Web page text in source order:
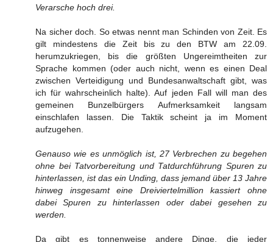
Verarsche hoch drei.
Na sicher doch. So etwas nennt man Schinden von Zeit. Es
gilt mindestens die Zeit bis zu den BTW am 22.09.
herumzukriegen, bis die größten Ungereimtheiten zur
Sprache kommen (oder auch nicht, wenn es einen Deal
zwischen Verteidigung und Bundesanwaltschaft gibt, was
ich für wahrscheinlich halte). Auf jeden Fall will man des
gemeinen Bunzelbürgers Aufmerksamkeit langsam
einschlafen lassen. Die Taktik scheint ja im Moment
aufzugehen.
Genauso wie es unmöglich ist, 27 Verbrechen zu begehen
ohne bei Tatvorbereitung und Tatdurchführung Spuren zu
hinterlassen, ist das ein Unding, dass jemand über 13 Jahre
hinweg insgesamt eine Dreiviertelmillion kassiert ohne
dabei Spuren zu hinterlassen oder dabei gesehen zu
werden.
Da gibt es tonnenweise andere Dinge, die jeder